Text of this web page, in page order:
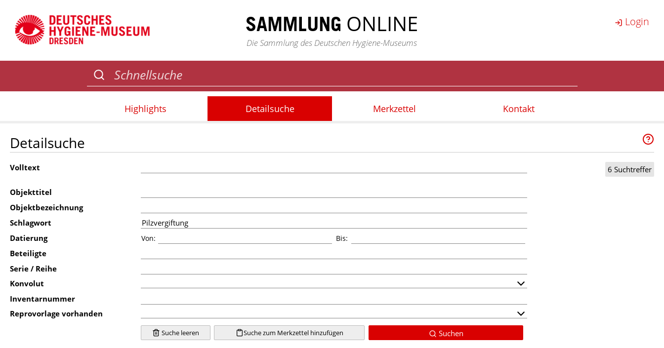
SAMMLUNG ONLINE
Die Sammlung des Deutschen Hygiene-Museums
Login
Highlights Detailsuche Merkzettel Kontakt
Detailsuche
6 Suchtreffer
Volltext
Objekttitel
Objektbezeichnung
Schlagwort
Datierung
Von: Bis:
Beteiligte
Serie / Reihe
Konvolut
Inventarnummer
Reprovorlage vorhanden
Suche leeren Suche zum Merkzettel hinzufügen Suchen